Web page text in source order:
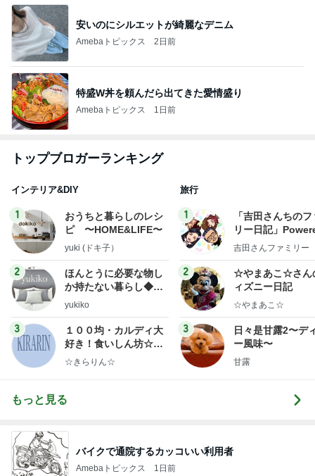
安いのにシルエットが綺麗なデニム
Amebaトピックス 2日前
特盛W丼を頼んだら出てきた愛情盛り
Amebaトピックス 1日前
トップブロガーランキング
インテリア&DIY
1
おうちと暮らしのレシ
ピ 〜HOME&LIFE〜
yuki (ドキ子）
2
ほんとうに必要な物し
か持たない暮らし◆Ke
ep Life Simple◆〜イ
yukiko
3
１００均・カルディ大
好き！食いしん坊☆き
らりん☆のブログ
☆きらりん☆
旅行
1
「吉田さんちの
リー日記」
y Ameba 吉田さ
ログ
吉田さんファミリー
2
☆やまあこ☆さん
ィズニー日記
☆やまあこ☆
3
日々是甘露2〜デ
ー風味〜
甘露
もっと見る
バイクで通院するカッコいい利用者
Amebaトピックス 1日前